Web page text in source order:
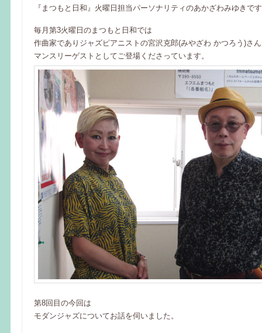
『まつもと日和』火曜日担当パーソナリティのあかざわみゆきで
毎月第3火曜日のまつもと日和では
作曲家でありジャズピアニストの宮沢克郎(みやざわ かつろう)さ
マンスリーゲストとしてご登場くださっています。
第8回目の今回は
モダンジャズについてお話を伺いました。